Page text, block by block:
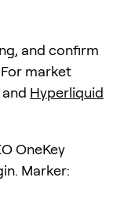
and confirm
market
and Hyperliquid
OneKey
Marker: